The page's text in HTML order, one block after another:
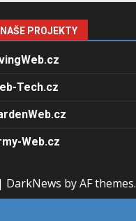
NAŠE PROJEKTY
Tech.cz
Web.cz
| DarkNews by AF themes.